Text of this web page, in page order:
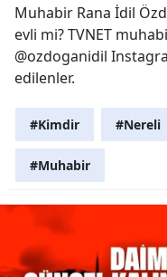
Muhabir Rana İdil
evli mi? TVNET
@ozdoganidil
edilenler.
#Kimdir #Nereli
#Muhabir